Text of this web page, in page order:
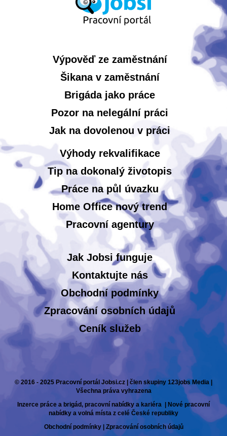
Výpověď ze zaměstnání
Šikana v zaměstnání
Brigáda jako práce
Pozor na nelegální práci
Jak na dovolenou v práci
Výhody rekvalifikace
Tip na dokonalý životopis
Práce na půl úvazku
Home Office nový trend
Pracovní agentury
Jak Jobsi funguje
Kontaktujte nás
Obchodní podmínky
Zpracování osobních údajů
Ceník služeb
© 2016 - 2025 Pracovní portál Jobsi.cz | člen skupiny 123jobs Media |
Všechna práva vyhrazena
Inzerce práce a brigád, pracovní nabídky a kariéra | Nové pracovní
nabídky a volná místa z celé České republiky
Obchodní podmínky| Zpracování osobních údajů